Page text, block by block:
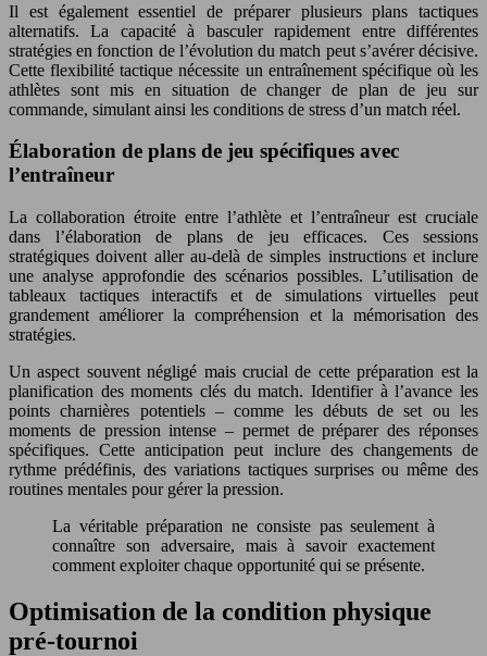
Il est également essentiel de préparer plusieurs plans tactiques
alternatifs. La capacité à basculer rapidement entre différentes
stratégies en fonction de l’évolution du match peut s’avérer décisive.
Cette flexibilité tactique nécessite un entraînement spécifique où les
athlètes sont mis en situation de changer de plan de jeu sur
commande, simulant ainsi les conditions de stress d’un match réel.
Élaboration de plans de jeu spécifiques avec
l’entraîneur
La collaboration étroite entre l’athlète et l’entraîneur est cruciale
dans l’élaboration de plans de jeu efficaces. Ces sessions
stratégiques doivent aller au-delà de simples instructions et inclure
une analyse approfondie des scénarios possibles. L’utilisation de
tableaux tactiques interactifs et de simulations virtuelles peut
grandement améliorer la compréhension et la mémorisation des
stratégies.
Un aspect souvent négligé mais crucial de cette préparation est la
planification des moments clés du match. Identifier à l’avance les
points charnières potentiels – comme les débuts de set ou les
moments de pression intense – permet de préparer des réponses
spécifiques. Cette anticipation peut inclure des changements de
rythme prédéfinis, des variations tactiques surprises ou même des
routines mentales pour gérer la pression.
La véritable préparation ne consiste pas seulement à
connaître son adversaire, mais à savoir exactement
comment exploiter chaque opportunité qui se présente.
Optimisation de la condition physique
pré-tournoi